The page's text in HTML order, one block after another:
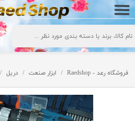
حساب کاربری من
تغییر گذر واژه
سفارشات
خروج از حساب کاربری
فروشگاه رعد - Raedshop ابزار صنعت دریل